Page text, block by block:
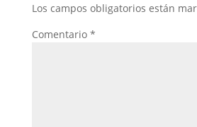
Los campos obligatorios están
Comentario *